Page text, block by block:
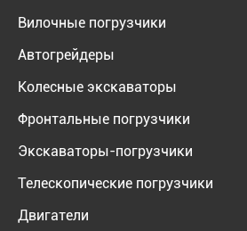
Вилочные погрузчики
Автогрейдеры
Колесные экскаваторы
Фронтальные погрузчики
Экскаваторы-погрузчики
Телескопические погрузчики
Двигатели